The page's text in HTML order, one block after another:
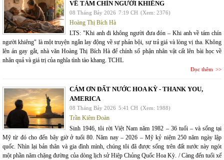
VỀ TÁM CHÍN NGƯỜI KHIÊNG
08 Tháng Bảy 2026 7:19 CH (Xem: 2376)
Hoàng Thị Bích Hà
LTS: "Khi anh đi không người đưa đón – Khi anh về tám chín
người khiêng" là một truyện ngắn lay động về sự phản bội, sự trả giá và lòng vị tha. Không
lên án gay gắt, nhà văn Hoàng Thị Bích Hà để chính số phận nhân vật cất lên bài học về
nhân quả và giá trị của nghĩa tình tào khang. TCHL
Đọc thêm
CÁM ƠN ĐẤT NƯỚC HOA KỲ - THANK YOU,
AMERICA
08 Tháng Bảy 2026 5:41 CH (Xem: 1988)
Trần Kiêm Đoàn
Sinh 1946, tôi rời Việt Nam năm 1982 – 36 tuổi – và sống tại
Mỹ từ đó cho đến bây giờ ở tuổi 80. Năm nay – 2026 – Mỹ kỷ niệm 250 năm ngày lập
quốc. Nhìn lại bản thân và gia đình mình, chúng tôi đã được sống trên đất nước này ngót
một phần năm chặng đường của dòng lịch sử Hiệp Chủng Quốc Hoa Kỳ. / Càng đến tuổi xế